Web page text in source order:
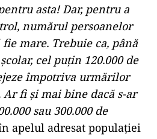
asta! Dar, pentru a
numărul persoanelor
mare. Trebuie ca, până
cel puțin 120.000 de
împotriva urmărilor
fi și mai bine dacă s-ar
sau 300.000 de
apelul adresat populaţiei